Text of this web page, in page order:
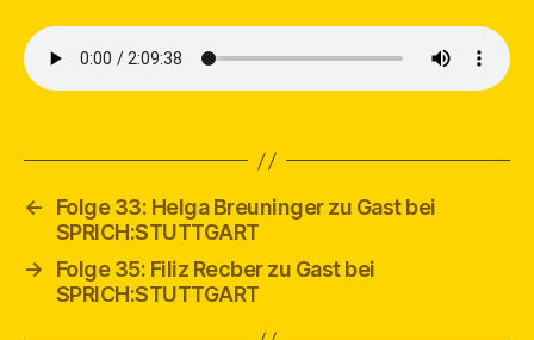
←
Folge 33: Helga Breuninger zu Gast bei
SPRICH:STUTTGART
→
Folge 35: Filiz Recber zu Gast bei
SPRICH:STUTTGART